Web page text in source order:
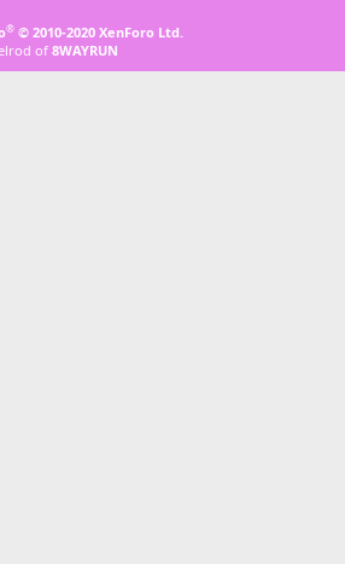
® © 2010-2020 XenForo Ltd.
of 8WAYRUN